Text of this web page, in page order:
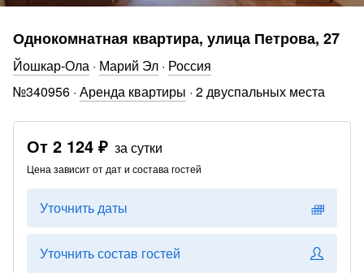
Однокомнатная квартира, улица Петрова, 27
Йошкар-Ола · Марий Эл · Россия
№340956 · Аренда квартиры · 2 двуспальных места
От 2 124 ₽ за сутки
Цена зависит от дат и состава гостей
Уточнить даты
Уточнить состав гостей